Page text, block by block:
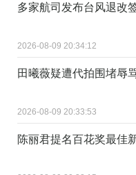
多家航司发布台风退改
2026-08-09 20:34:12
田曦薇疑遭代拍围堵辱
2026-08-09 20:33:53
陈丽君提名百花奖最佳